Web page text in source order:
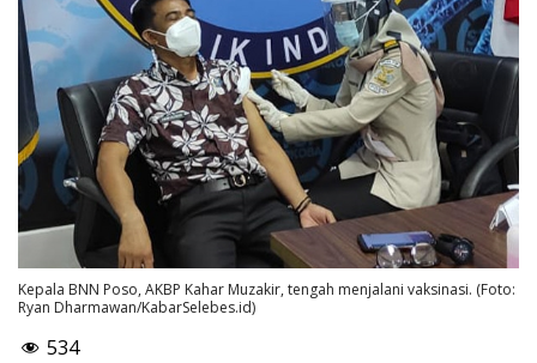
Kepala BNN Poso, AKBP Kahar Muzakir, tengah menjalani vaksinasi. (Foto:
Ryan Dharmawan/KabarSelebes.id)
534